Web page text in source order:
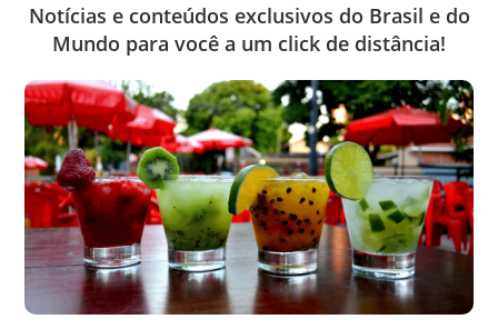
Notícias e conteúdos exclusivos do Brasil e do
Mundo para você a um click de distância!